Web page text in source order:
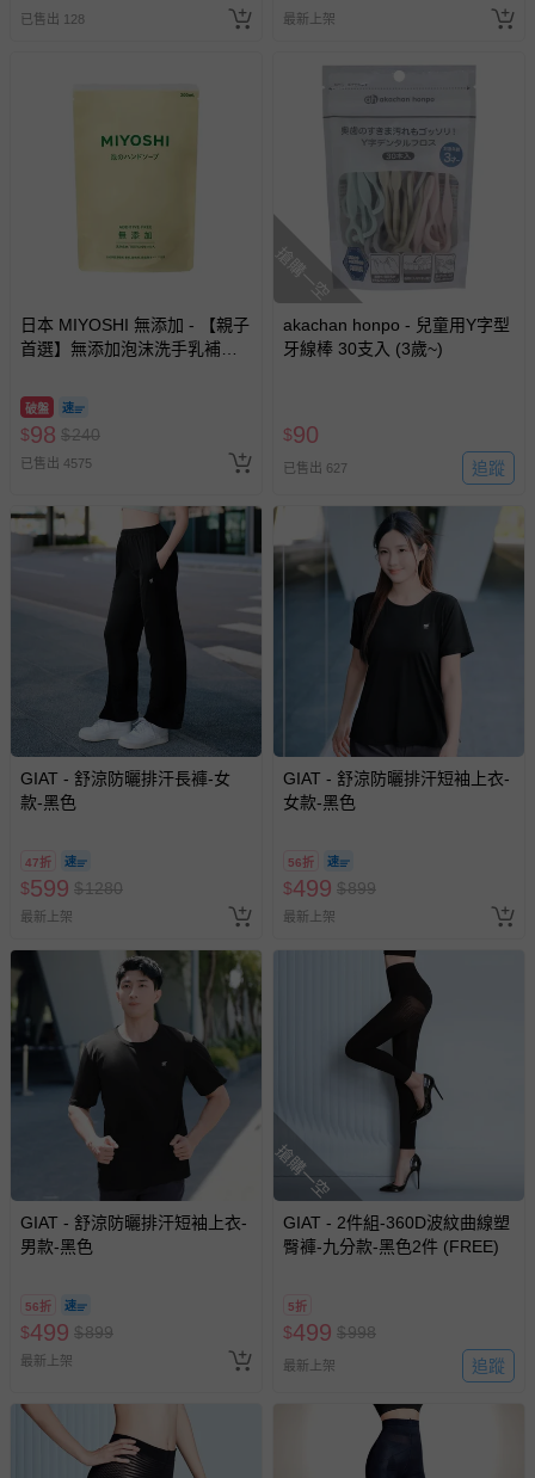
名陪伴成人)
已售出 128 最新上架
日本 MIYOSHI 無添加 - 【親子
首選】無添加泡沫洗手乳補充
破盤
$98 $240
已售出 4575
搶購一空
akachan honpo - 兒童用Y字型
牙線棒 30支入 (3歲~)
$90
已售出 627 追蹤
GIAT - 舒涼防曬排汗長褲-女
款-黑色
47折
$599 $1280
最新上架
GIAT - 舒涼防曬排汗短袖上衣-
女款-黑色
56折
$499 $899
最新上架
GIAT - 舒涼防曬排汗短袖上衣-
男款-黑色
56折
$499 $899
最新上架
搶購一空
GIAT - 2件組-360D波紋曲線塑
臀褲-九分款-黑色2件 (FREE)
5折
$499 $998
最新上架 追蹤